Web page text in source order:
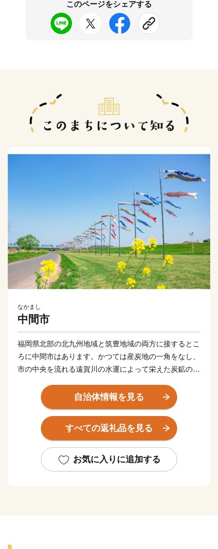
このページをシェアする
なかまし
中間市
福岡県北部の北九州地域と筑豊地域の両方に接するとこ
ろに中間市はあります。かつては産炭地の一角をなし、
市の中央を流れる遠賀川の水運によって栄えた炭鉱のま
昭和30年代以降、隣接する北九州市のベッドタウンとし
て開発がすすみ、今では、市内の人口の9割が生活する
住宅地の「川東」と往時の面影を残す田園風景がのどか
な「川西」の今昔の風景が共存しています。
ともに新たな歩みを始めました。世界遺産「遠賀川水源
地ポンプ室」をはじめ、九州最大の中州である自然豊か
自治体情報を見る
すべての返礼品を見る
お気に入りに追加する